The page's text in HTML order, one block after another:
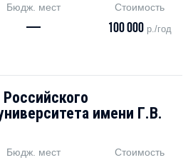
Бюдж. мест
—
Стоимость
100 000 р./год
имени Г.В.
Бюдж. мест Стоимость